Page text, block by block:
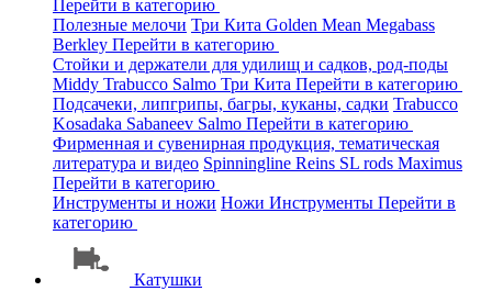
Перейти в категорию
Полезные мелочи Три Кита Golden Mean Megabass
Berkley Перейти в категорию
Стойки и держатели для удилищ и садков, род-поды
Middy Trabucco Salmo Три Кита Перейти в категорию
Подсачеки, липгрипы, багры, куканы, садки Trabucco
Kosadaka Sabaneev Salmo Перейти в категорию
Фирменная и сувенирная продукция, тематическая
литература и видео Spinningline Reins SL rods Maximus
Перейти в категорию
Инструменты и ножи Ножи Инструменты Перейти в
категорию
Катушки